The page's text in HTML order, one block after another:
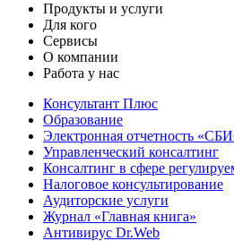
Продукты и услуги
Для кого
Сервисы
О компании
Работа у нас
Консультант Плюс
Образование
Электронная отчетность
Управленческий консалтинг
Консалтинг в сфере
Налоговое консультирование
Аудиторские услуги
Журнал «Главная книга»
Антивирус Dr.Web